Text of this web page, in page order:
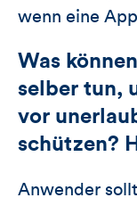
wenn eine
Was
selber tun,
vor
schützen?
Anwender